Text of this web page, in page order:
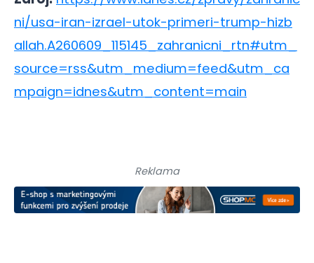
ni/usa-iran-izrael-utok-primeri-trump-hizb
allah.A260609_115145_zahranicni_rtn#utm_
source=rss&utm_medium=feed&utm_ca
mpaign=idnes&utm_content=main
Reklama